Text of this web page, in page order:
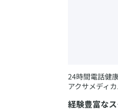
24時間電話健
アクサメディ
経験豊富な